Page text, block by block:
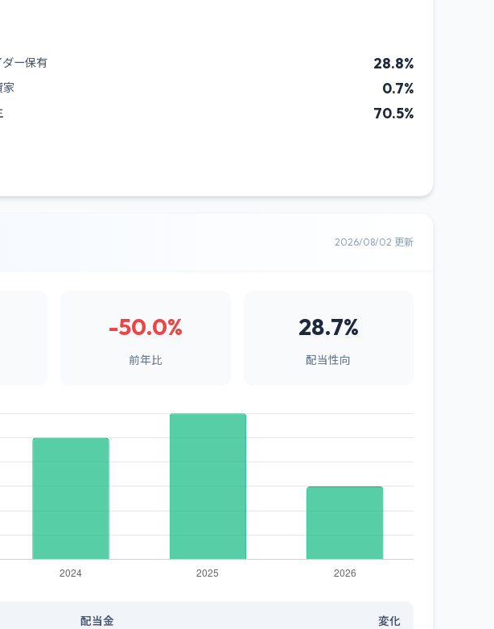
ダー保有 28.8%
家 0.7%
70.5%
2026/08/02 更新
-50.0%
前年比
28.7%
配当性向
配当金 変化